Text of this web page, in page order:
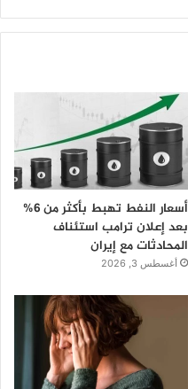
أسعار النفط تهبط بأكثر من 6%
بعد إعلان ترامب استئناف
المحادثات مع إيران
أغسطس 3, 2026